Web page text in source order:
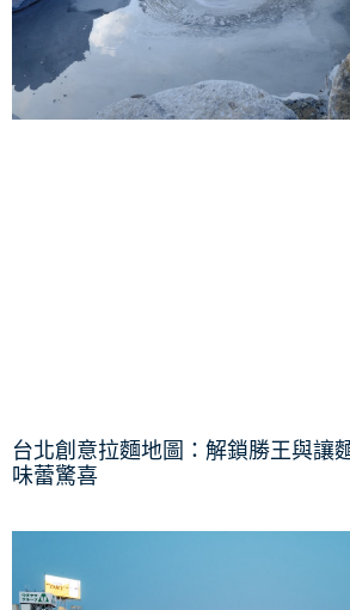
台北創意拉麵地圖：解鎖勝王與讓
味蕾驚喜